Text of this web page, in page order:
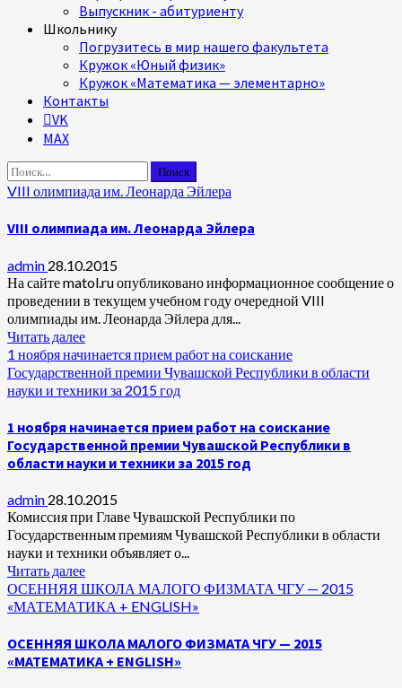
Выпускник - абитуриенту
Школьнику
Погрузитесь в мир нашего факультета
Кружок «Юный физик»
Кружок «Математика — элементарно»
Контакты
VK
MAX
Найти:
VIII олимпиада им. Леонарда Эйлера
VIII олимпиада им. Леонарда Эйлера
admin 28.10.2015
На сайте matol.ru опубликовано информационное сообщение о
проведении в текущем учебном году очередной VIII
олимпиады им. Леонарда Эйлера для...
Читать далее
1 ноября начинается прием работ на соискание
Государственной премии Чувашской Республики в области
науки и техники за 2015 год
1 ноября начинается прием работ на соискание
Государственной премии Чувашской Республики в
области науки и техники за 2015 год
admin 28.10.2015
Комиссия при Главе Чувашской Республики по
Государственным премиям Чувашской Республики в области
науки и техники объявляет о...
Читать далее
ОСЕННЯЯ ШКОЛА МАЛОГО ФИЗМАТА ЧГУ — 2015
«МАТЕМАТИКА + ENGLISH»
ОСЕННЯЯ ШКОЛА МАЛОГО ФИЗМАТА ЧГУ — 2015
«МАТЕМАТИКА + ENGLISH»